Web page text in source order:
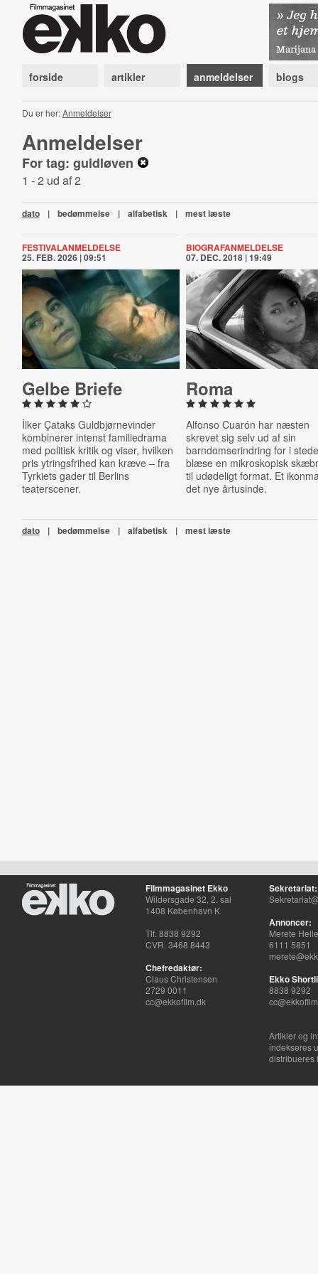
forside artikler anmeldelser blogs
Du er her:Anmeldelser
Anmeldelser
For tag: guldløven
1 - 2 ud af 2
dato | bedømmelse | alfabetisk | mest læste
FESTIVALANMELDELSE
25. FEB. 2026 | 09:51
Gelbe Briefe
İlker Çataks Guldbjørnevinder
kombinerer intenst familiedrama
med politisk kritik og viser, hvilken
pris ytringsfrihed kan kræve – fra
Tyrkiets gader til Berlins
teaterscener.
BIOGRAFANMELDELSE
07. DEC. 2018 | 19:49
Roma
Alfonso Cuarón har næsten
skrevet sig selv ud af sin
barndomserindring for i
blæse en mikroskopisk
til udødeligt format. Et
det nye årtusinde.
dato | bedømmelse | alfabetisk | mest læste
Filmmagasinet Ekko
Wildersgade 32, 2. sal
1408 København K
Tlf. 8838 9292
CVR. 3468 8443
Chefredaktør:
Claus Christensen
2729 0011
cc@ekkofilm.dk
Sekretariat:
Annoncer:
Merete
6111 5851
Ekko
8838 9292
Artikler og
indekseres
distribueres